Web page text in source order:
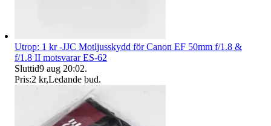
Utrop: 1 kr -JJC Motljusskydd för Canon EF 50mm f/1.8 &
f/1.8 II motsvarar ES-62
Sluttid9 aug 20:02.
Pris:2 kr,Ledande bud.